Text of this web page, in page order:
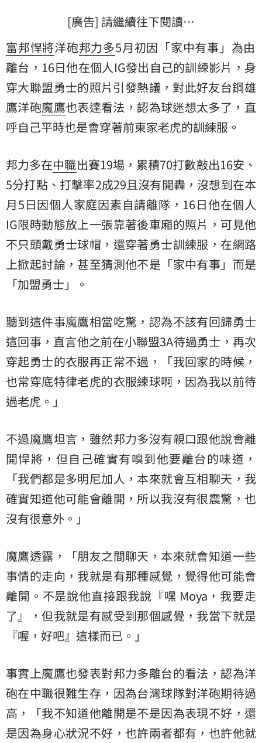
[廣告] 請繼續往下閱讀…
富邦悍將洋砲邦力多5月初因「家中有事」為由
離台，16日他在個人IG發出自己的訓練影片，身
穿大聯盟勇士的照片引發熱議，對此好友台鋼雄
鷹洋砲魔鷹也表達看法，認為球迷想太多了，直
呼自己平時也是會穿著前東家老虎的訓練服。
邦力多在中職出賽19場，累積70打數敲出16安、
5分打點、打擊率2成29且沒有開轟，沒想到在本
月5日因個人家庭因素自請離隊，16日他在個人
IG限時動態放上一張靠著後車廂的照片，可見他
不只頭戴勇士球帽，還穿著勇士訓練服，在網路
上掀起討論，甚至猜測他不是「家中有事」而是
「加盟勇士」。
聽到這件事魔鷹相當吃驚，認為不該有回歸勇士
這回事，直言他之前在小聯盟3A待過勇士，再次
穿起勇士的衣服再正常不過，「我回家的時候，
也常穿底特律老虎的衣服練球啊，因為我以前待
過老虎。」
不過魔鷹坦言，雖然邦力多沒有親口跟他說會離
開悍將，但自己確實有嗅到他要離台的味道，
「我們都是多明尼加人，本來就會互相聊天，我
確實知道他可能會離開，所以我沒有很震驚，也
沒有很意外。」
魔鷹透露，「朋友之間聊天，本來就會知道一些
事情的走向，我就是有那種感覺，覺得他可能會
離開。不是說他直接跟我說『嘿 Moya，我要走
了』，但我就是有感受到那個感覺，我當下就是
『喔，好吧』這樣而已。」
事實上魔鷹也發表對邦力多離台的看法，認為洋
砲在中職很難生存，因為台灣球隊對洋砲期待過
高，「我不知道他離開是不是因為表現不好，還
是因為身心狀況不好，也許兩者都有，也許他就